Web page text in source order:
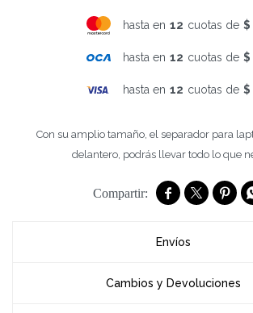
hasta en 12 cuotas de $
hasta en 12 cuotas de $
hasta en 12 cuotas de $
Con su amplio tamaño, el separador para
delantero, podrás llevar todo lo que
  
Envíos
Cambios y Devoluciones